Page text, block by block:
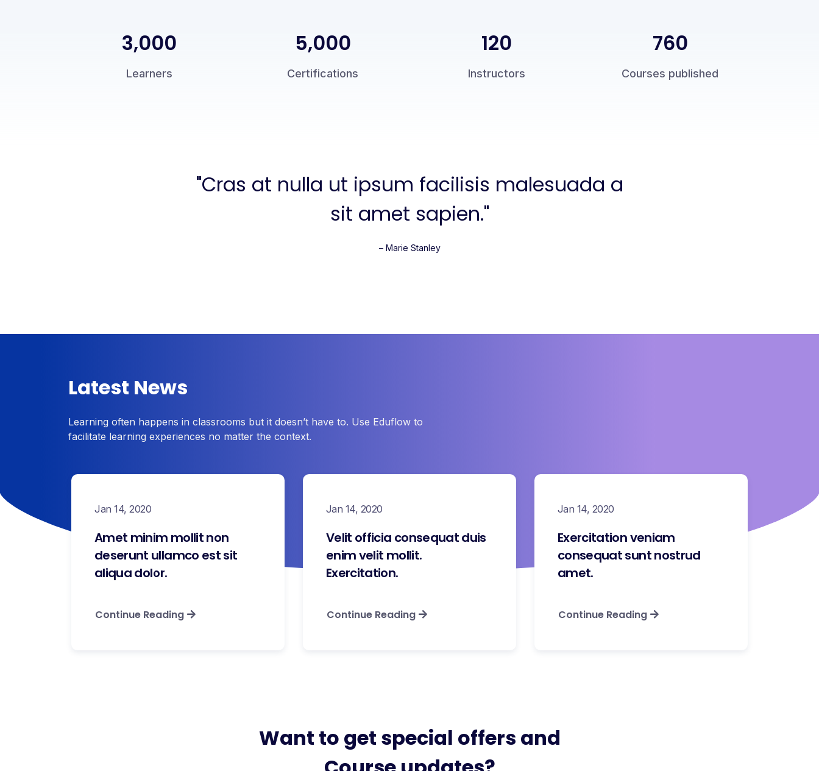
3,000
Learners
5,000
Certifications
120
Instructors
760
Courses published
"Cras at nulla ut ipsum facilisis malesuada a
sit amet sapien."
– Marie Stanley
Latest News
Learning often happens in classrooms but it doesn’t have to. Use Eduflow to
facilitate learning experiences no matter the context.
Jan 14, 2020
Amet minim mollit non
deserunt ullamco est sit
aliqua dolor.
Continue Reading
Jan 14, 2020
Velit officia consequat duis
enim velit mollit.
Exercitation.
Continue Reading
Jan 14, 2020
Exercitation veniam
consequat sunt nostrud
amet.
Continue Reading
Want to get special offers and